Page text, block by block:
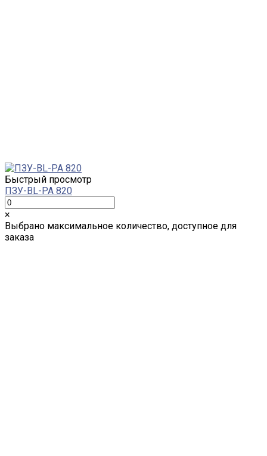
Быстрый просмотр
ПЗУ-BL-PA 820
×
Выбрано максимальное количество, доступное для
заказа